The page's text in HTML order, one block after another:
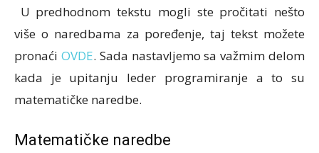
U predhodnom tekstu mogli ste pročitati nešto
više o naredbama za poređenje, taj tekst možete
pronaći OVDE. Sada nastavljemo sa važmim delom
kada je upitanju leder programiranje a to su
matematičke naredbe.
Matematičke naredbe